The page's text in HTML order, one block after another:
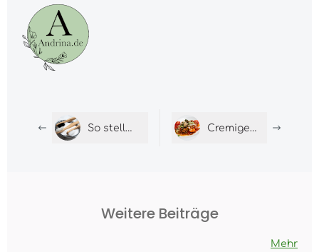
So stellst du deine natürliche Zahnpasta ganz einfach selbst her! Cremiges Weizen-Risotto – gesund und einfach
Weitere Beiträge
Mehr